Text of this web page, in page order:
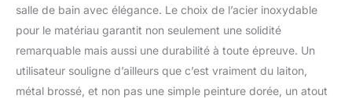
de synchronisation, la
durée peut être sous
d'utilisation, Vous
pouvez appuyer et
maintenir l'interrupteur
salle de bain avec élégance. Le choix de l’acier inoxydable
pour le matériau garantit non seulement une solidité
remarquable mais aussi une durabilité à toute épreuve. Un
utilisateur souligne d’ailleurs que c’est vraiment du laiton,
métal brossé, et non pas une simple peinture dorée, un atout